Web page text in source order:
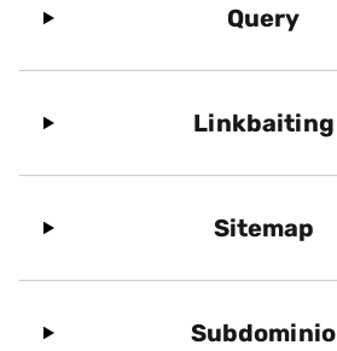
Query
Linkbaiting
Sitemap
Subdominio